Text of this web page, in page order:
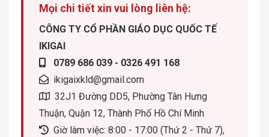
Mọi chi tiết xin vui lòng liên hệ:
CÔNG TY CỔ PHẦN GIÁO DỤC QUỐC TẾ
IKIGAI
0789 686 039 - 0326 491 168
ikigaixkld@gmail.com
32J1 Đường DD5, Phường Tân Hưng
Thuận, Quận 12, Thành Phố Hồ Chí Minh
Giờ làm việc: 8:00 - 17:00 (Thứ 2 - Thứ 7),